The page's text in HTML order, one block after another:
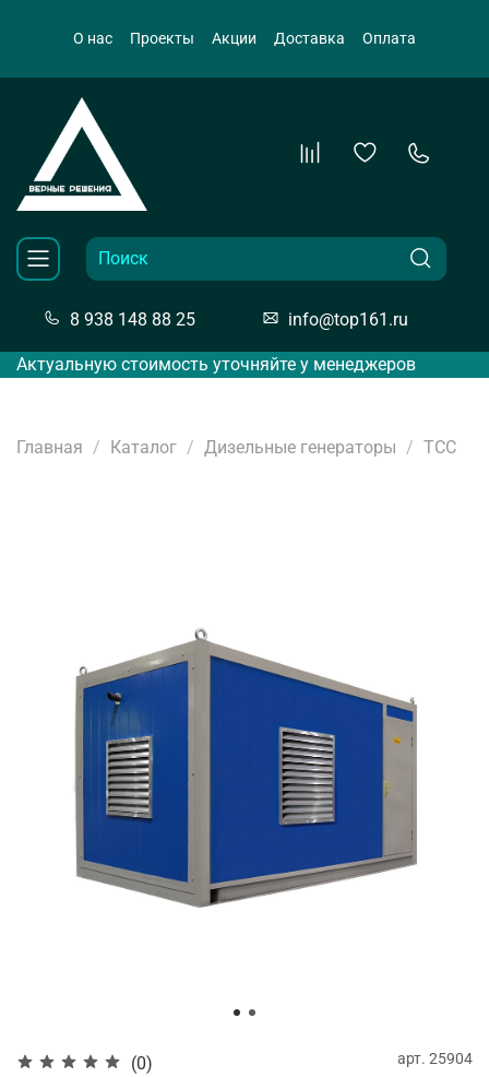
О нас Проекты Акции Доставка Оплата
8 938 148 88 25 info@top161.ru
Актуальную стоимость уточняйте у менеджеров
Главная Каталог Дизельные генераторы ТСС
(0) арт. 25904